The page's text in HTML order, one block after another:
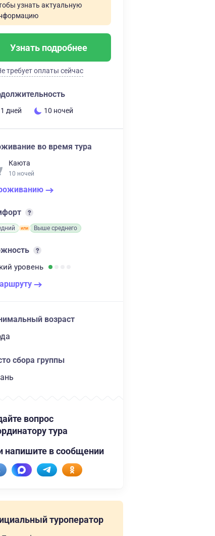
узнать актуальную
Узнать подробнее
требует оплаты сейчас
дней 10 ночей
во время тура
Каюта
10 ночей
Выше среднего
уровень
возраст
сбора группы
вопрос
тура
напишите в сообщении
туроператор